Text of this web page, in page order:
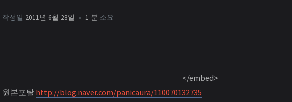
작성일 2011년 6월 28일 1 분 소요
</embed>
원본포탈 http://blog.naver.com/panicaura/110070132735